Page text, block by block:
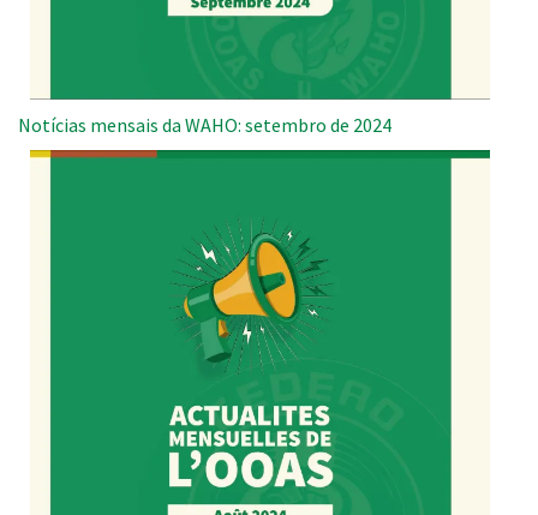
Notícias mensais da WAHO: setembro de 2024